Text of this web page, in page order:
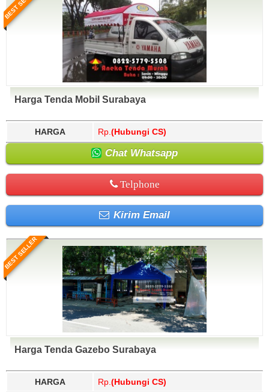
Harga Tenda Mobil Surabaya
HARGA Rp. (Hubungi CS)
Chat Whatsapp
Telphone
Kirim Email
BEST SELLER
Harga Tenda Gazebo Surabaya
HARGA Rp. (Hubungi CS)